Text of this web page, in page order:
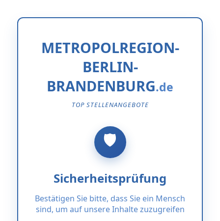
METROPOLREGION-
BERLIN-
BRANDENBURG
TOP STELLENANGEBOTE
Sicherheitsprüfung
Bestätigen Sie bitte, dass Sie ein Mensch
sind, um auf unsere Inhalte zuzugreifen